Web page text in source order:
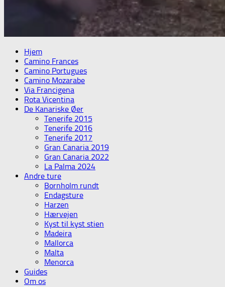
Hjem
Camino Frances
Camino Portugues
Camino Mozarabe
Via Francigena
Rota Vicentina
De Kanariske Øer
Tenerife 2015
Tenerife 2016
Tenerife 2017
Gran Canaria 2019
Gran Canaria 2022
La Palma 2024
Andre ture
Bornholm rundt
Endagsture
Harzen
Hærvejen
Kyst til kyst stien
Madeira
Mallorca
Malta
Menorca
Guides
Om os